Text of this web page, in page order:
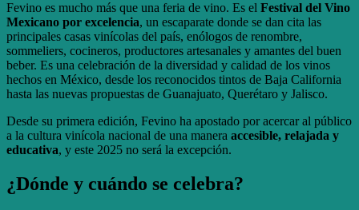
Fevino es mucho más que una feria de vino. Es el Festival del Vino
Mexicano por excelencia, un escaparate donde se dan cita las
principales casas vinícolas del país, enólogos de renombre,
sommeliers, cocineros, productores artesanales y amantes del buen
beber. Es una celebración de la diversidad y calidad de los vinos
hechos en México, desde los reconocidos tintos de Baja California
hasta las nuevas propuestas de Guanajuato, Querétaro y Jalisco.
Desde su primera edición, Fevino ha apostado por acercar al público
a la cultura vinícola nacional de una manera accesible, relajada y
educativa, y este 2025 no será la excepción.
¿Dónde y cuándo se celebra?